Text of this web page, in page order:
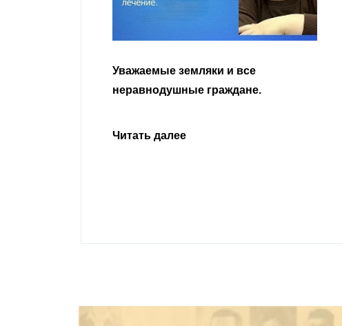
Уважаемые земляки и все
неравнодушные граждане.
Читать далее